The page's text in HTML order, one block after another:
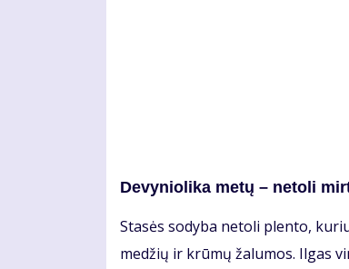
De­vy­nio­li­ka me­tų – ne­to­li
Sta­sės so­dy­ba ne­to­li plen­to,
me­džių ir krū­mų ža­lu­mos. Il­gas